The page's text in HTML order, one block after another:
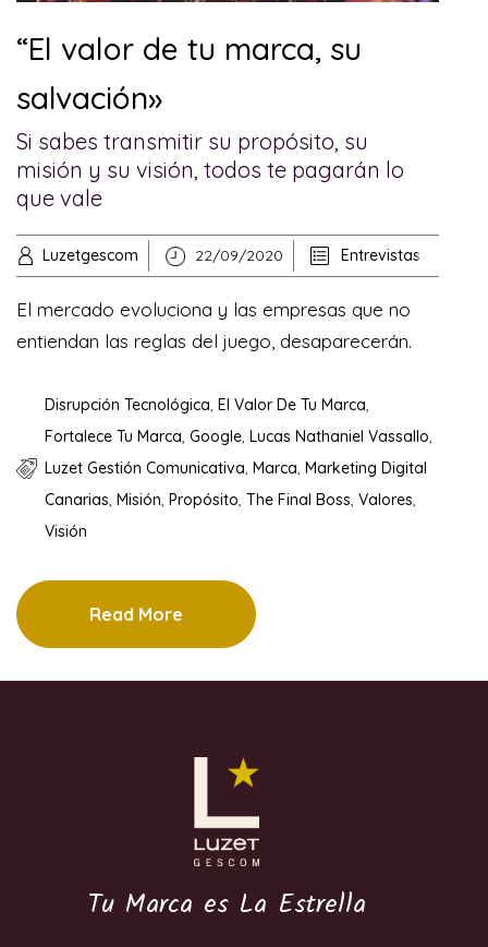
“El valor de tu marca, su
salvación»
Si sabes transmitir su propósito, su
misión y su visión, todos te pagarán lo
que vale
Luzetgescom 22/09/2020 Entrevistas
El mercado evoluciona y las empresas que no
entiendan las reglas del juego, desaparecerán.
Disrupción Tecnológica, El Valor De Tu Marca,
Fortalece Tu Marca, Google, Lucas Nathaniel Vassallo,
Luzet Gestión Comunicativa, Marca, Marketing Digital
Canarias, Misión, Propósito, The Final Boss, Valores,
Visión
Read More
Tu Marca es La Estrella